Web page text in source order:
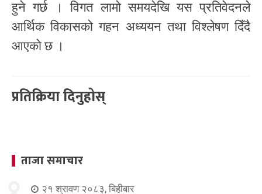
हुने गर्छ । विगत लामो समयदेखि यस प्रतिवेदनले
आर्थिक विकासको गहन अध्ययन तथा विश्लेषण दिँदै
आएको छ ।
प्रतिक्रिया दिनुहोस्
ताजा समाचार
२१ श्रावण २०८३, बिहीबार